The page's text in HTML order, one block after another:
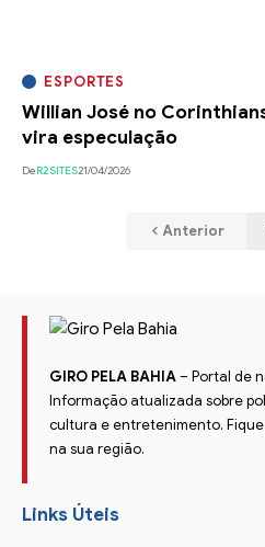
ESPORTES
Willian José no
vira especulação
DeR2SITES21/04/2026
Anterior
GIRO PELA BAHIA– Portal de
Informação atualizada sobre
cultura e entretenimento.
na sua região.
Links Úteis